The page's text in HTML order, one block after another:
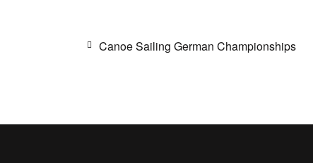
Canoe Sailing German Championships